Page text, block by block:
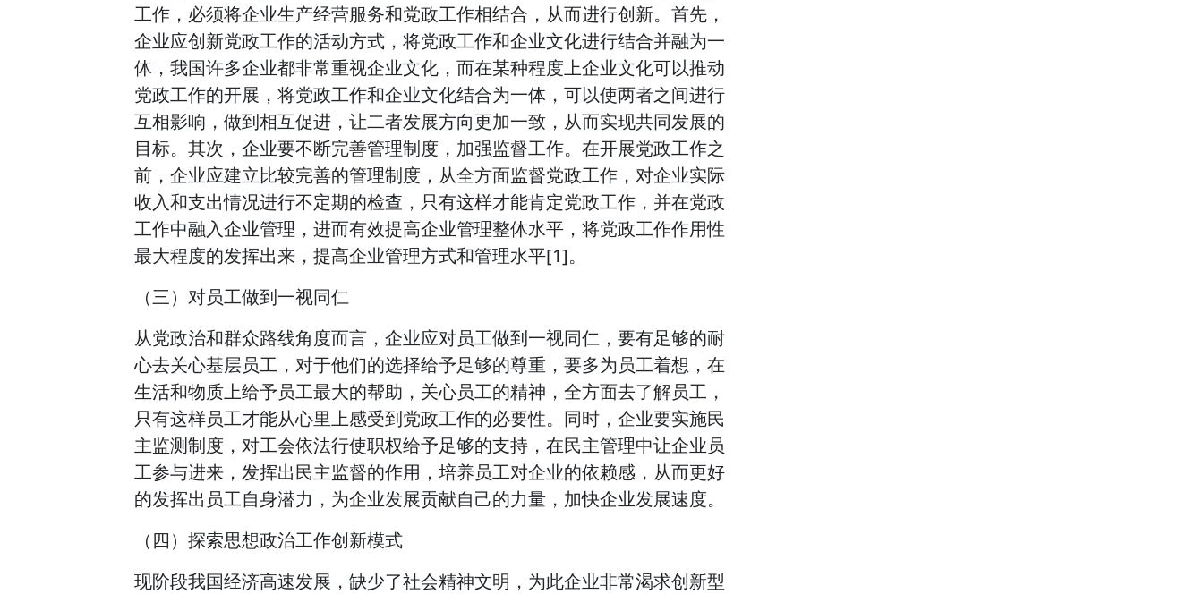
工作，必须将企业生产经营服务和党政工作相结合，从而进行创新。首先，
企业应创新党政工作的活动方式，将党政工作和企业文化进行结合并融为一
体，我国许多企业都非常重视企业文化，而在某种程度上企业文化可以推动
党政工作的开展，将党政工作和企业文化结合为一体，可以使两者之间进行
互相影响，做到相互促进，让二者发展方向更加一致，从而实现共同发展的
目标。其次，企业要不断完善管理制度，加强监督工作。在开展党政工作之
前，企业应建立比较完善的管理制度，从全方面监督党政工作，对企业实际
收入和支出情况进行不定期的检查，只有这样才能肯定党政工作，并在党政
工作中融入企业管理，进而有效提高企业管理整体水平，将党政工作作用性
最大程度的发挥出来，提高企业管理方式和管理水平[1]。
（三）对员工做到一视同仁
从党政治和群众路线角度而言，企业应对员工做到一视同仁，要有足够的耐
心去关心基层员工，对于他们的选择给予足够的尊重，要多为员工着想，在
生活和物质上给予员工最大的帮助，关心员工的精神，全方面去了解员工，
只有这样员工才能从心里上感受到党政工作的必要性。同时，企业要实施民
主监测制度，对工会依法行使职权给予足够的支持，在民主管理中让企业员
工参与进来，发挥出民主监督的作用，培养员工对企业的依赖感，从而更好
的发挥出员工自身潜力，为企业发展贡献自己的力量，加快企业发展速度。
（四）探索思想政治工作创新模式
现阶段我国经济高速发展，缺少了社会精神文明，为此企业非常渴求创新型